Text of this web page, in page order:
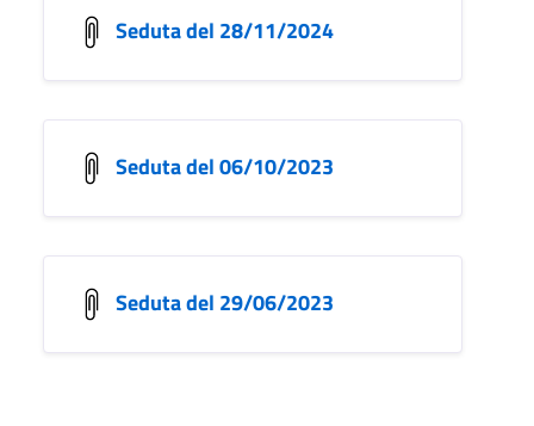
Seduta del 28/11/2024
Seduta del 06/10/2023
Seduta del 29/06/2023